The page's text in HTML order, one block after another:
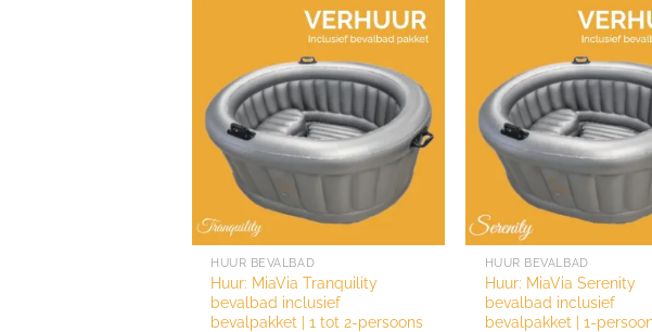
HUUR BEVALBAD
Huur: MiaVia Tranquility
bevalbad inclusief
bevalpakket | 1 tot 2-persoons
HUUR BEVALBAD
Huur: MiaVia Serenity
bevalbad inclusief
bevalpakket | 1-